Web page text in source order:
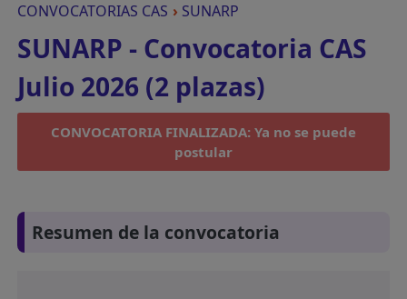
CONVOCATORIAS CAS › SUNARP
SUNARP - Convocatoria CAS
Julio 2026 (2 plazas)
CONVOCATORIA FINALIZADA: Ya no se puede
postular
Resumen de la convocatoria